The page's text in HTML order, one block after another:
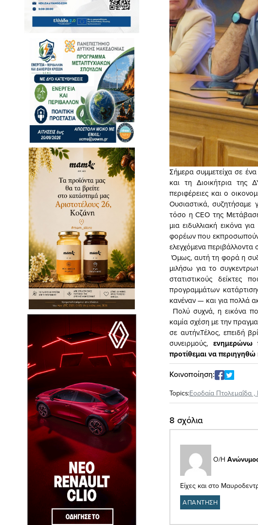
Σήμερα συμμετείχα σε
και τη Διοικήτρια της
περιφέρειες και ο
Ουσιαστικά,
τόσο η CEO της
μια ειδυλλιακή εικόνα
φορέων που εκπροσωπούν.
ελεγχόμενα περιβάλλοντα
Όμως, αυτή τη φορά η
μιλήσω για το
στατιστικούς δείκτες
προγραμμάτων
κανέναν — και για πολλά
Πολύ συχνά, η εικόνα
καμία σχέση με την
σε αυτήν.Τέλος, επειδή
συνειρμούς, ενημερώνω
προτίθεμαι να
Κοινοποίηση:
Topics:Εορδαία Πτολεμαΐδα ,
8 σχόλια
Ο/Η
Είχες και στο
ΑΠΑΝΤΗΣΗ